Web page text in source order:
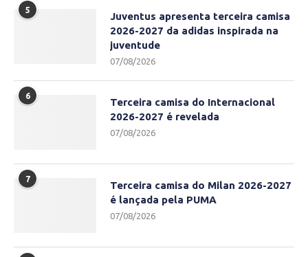
5
Juventus apresenta terceira camisa
2026-2027 da adidas inspirada na
juventude
07/08/2026
6
Terceira camisa do Internacional
2026-2027 é revelada
07/08/2026
7
Terceira camisa do Milan 2026-2027
é lançada pela PUMA
07/08/2026